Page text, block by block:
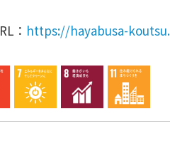
： https://hayabusa-